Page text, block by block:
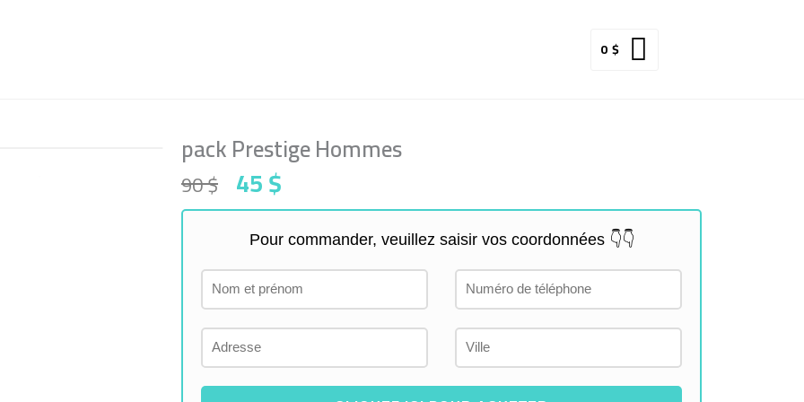
0$
pack Prestige Hommes
90$ Original
price
was:
90 $.
45$Current
is:
45 $.
Pour commander, veuillez saisir vos coordonnées 👇👇